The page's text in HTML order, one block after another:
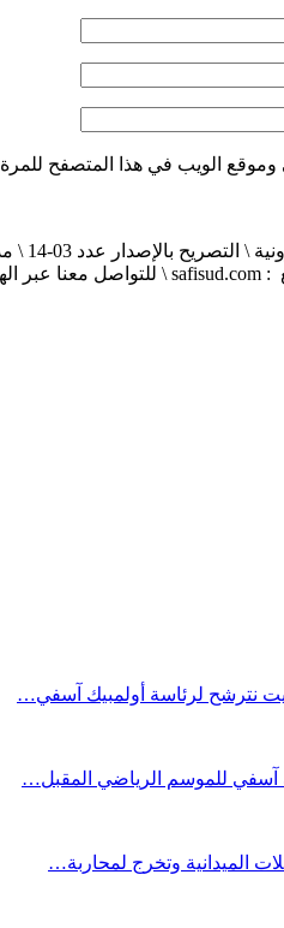
وموقع الويب في هذا المتصفح للمرة
نترشح لرئاسة أولمبيك آسفي…
آسفي للموسم الرياضي المقبل…
الميدانية وتخرج لمحاربة…